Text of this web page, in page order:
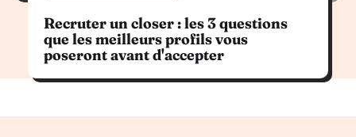
Recruter un closer : les 3 questions
que les meilleurs profils vous
poseront avant d'accepter